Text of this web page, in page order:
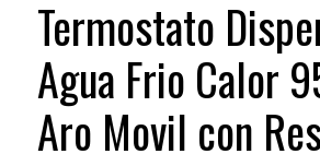
Termostato
Agua Frio Calor
Aro Movil con